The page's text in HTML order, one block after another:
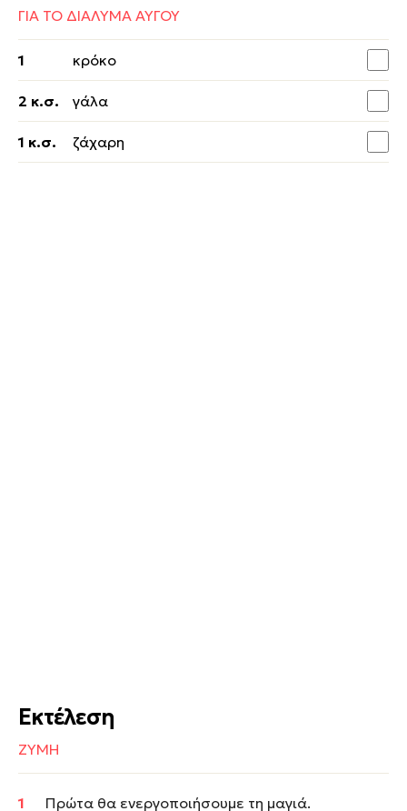
ΓΙΑ ΤΟ ΔΙΑΛΥΜΑ ΑΥΓΟΥ
1 κρόκο
2 κ.σ. γάλα
1 κ.σ. ζάχαρη
Εκτέλεση
ΖΥΜΗ
Πρώτα θα ενεργοποιήσουμε τη μαγιά.